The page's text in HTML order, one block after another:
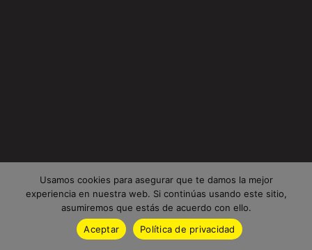
Usamos cookies para asegurar que te damos la mejor
experiencia en nuestra web. Si continúas usando este sitio,
asumiremos que estás de acuerdo con ello.
Aceptar
Política de privacidad